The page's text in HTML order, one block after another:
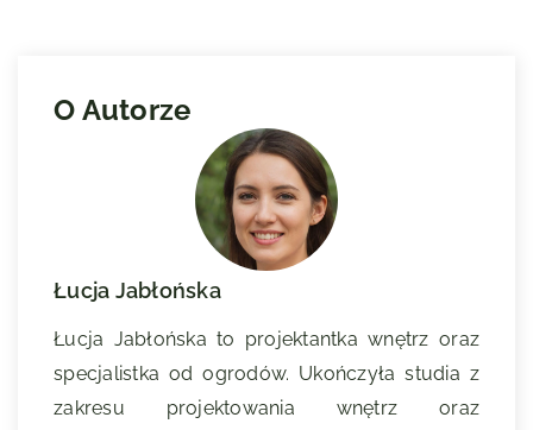
O Autorze
Łucja Jabłońska
Łucja Jabłońska to projektantka wnętrz oraz
specjalistka od ogrodów. Ukończyła studia z
zakresu projektowania wnętrz oraz